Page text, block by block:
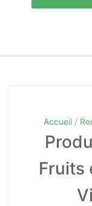
Accueil
Fruits